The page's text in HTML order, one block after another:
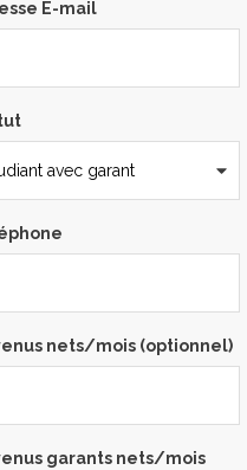
E-mail
nets/mois (optionnel)
garants nets/mois